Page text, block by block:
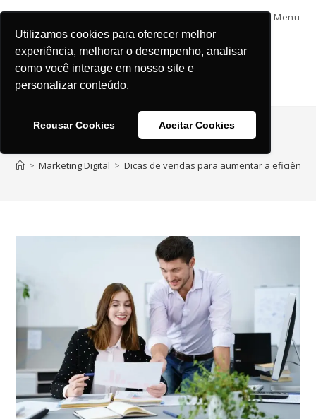
Utilizamos cookies para oferecer melhor
experiência, melhorar o desempenho, analisar
como você interage em nosso site e
personalizar conteúdo.
Recusar Cookies Aceitar Cookies
Menu
> Marketing Digital > Dicas de vendas para aumentar a